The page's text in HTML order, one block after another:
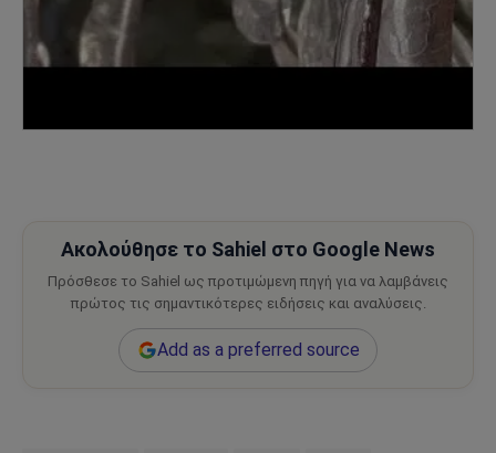
Ακολούθησε το Sahiel στο Google News
Πρόσθεσε το Sahiel ως προτιμώμενη πηγή για να λαμβάνεις
πρώτος τις σημαντικότερες ειδήσεις και αναλύσεις.
Add as a preferred source